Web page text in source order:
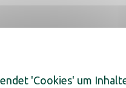
'Cookies' um